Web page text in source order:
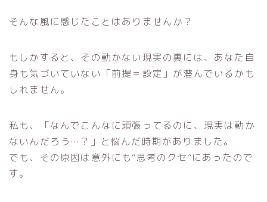
そんな風に感じたことはありませんか？
もしかすると、その動かない現実の裏には、あなた自
身も気づいていない「前提＝設定」が潜んでいるかも
しれません。
私も、「なんでこんなに頑張ってるのに、現実は動か
ないんだろう…？」と悩んだ時期がありました。
でも、その原因は意外にも“思考のクセ”にあったので
す。